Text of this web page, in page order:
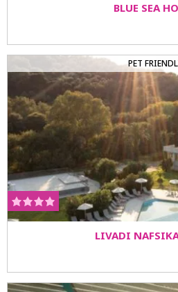
BLUE SEA
PET
LIVADI